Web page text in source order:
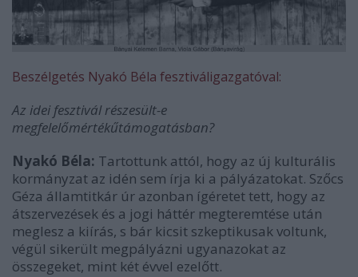
Beszélgetés Nyakó Béla fesztiváligazgatóval:
Az idei fesztivál részesült-e
megfelelőmértékűtámogatásban?
Nyakó Béla: Tartottunk attól, hogy az új kulturális
kormányzat az idén sem írja ki a pályázatokat. Szőcs
Géza államtitkár úr azonban ígéretet tett, hogy az
átszervezések és a jogi háttér megteremtése után
meglesz a kiírás, s bár kicsit szkeptikusak voltunk,
végül sikerült megpályázni ugyanazokat az
összegeket, mint két évvel ezelőtt.